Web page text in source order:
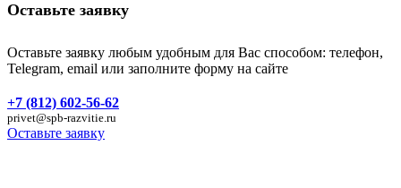
Оставьте заявку
Оставьте заявку любым удобным для Вас способом: телефон,
Telegram, email или заполните форму на сайте
+7 (812) 602-56-62
privet@spb-razvitie.ru
Оставьте заявку